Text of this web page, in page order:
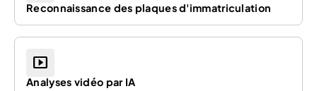
Reconnaissance des plaques d'immatriculation
smart_display
Analyses vidéo par IA